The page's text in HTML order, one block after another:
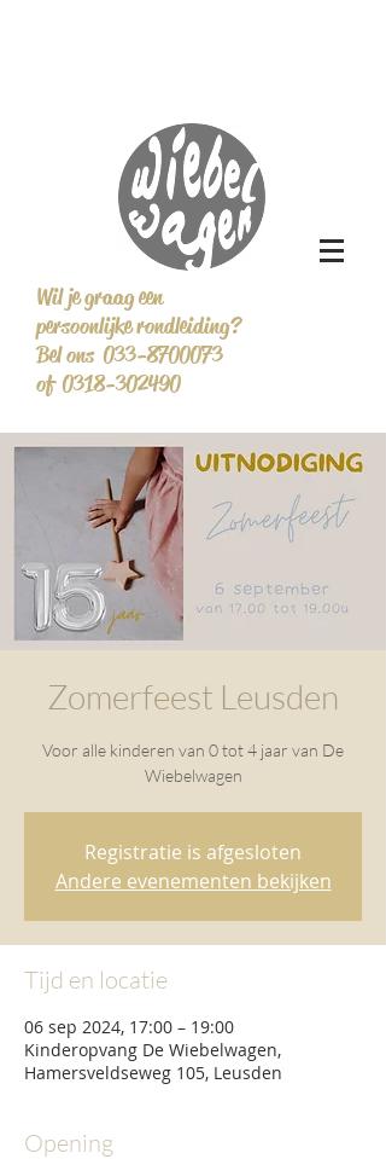
Wil je graag een
persoonlijke rondleiding?
Bel ons 033-8700073
of 0318-302490
Zomerfeest Leusden
Voor alle kinderen van 0 tot 4 jaar van De
Wiebelwagen
Registratie is afgesloten
Andere evenementen bekijken
Tijd en locatie
06 sep 2024, 17:00 – 19:00
Kinderopvang De Wiebelwagen,
Hamersveldseweg 105, Leusden
Opening